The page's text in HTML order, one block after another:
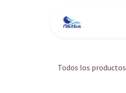
Todos los productos